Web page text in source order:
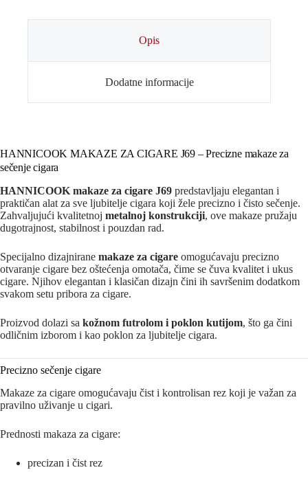
Opis
Dodatne informacije
HANNICOOK MAKAZE ZA CIGARE J69 – Precizne makaze za
sečenje cigara
HANNICOOK makaze za cigare J69 predstavljaju elegantan i
praktičan alat za sve ljubitelje cigara koji žele precizno i čisto sečenje.
Zahvaljujući kvalitetnoj metalnoj konstrukciji, ove makaze pružaju
dugotrajnost, stabilnost i pouzdan rad.
Specijalno dizajnirane makaze za cigare omogućavaju precizno
otvaranje cigare bez oštećenja omotača, čime se čuva kvalitet i ukus
cigare. Njihov elegantan i klasičan dizajn čini ih savršenim dodatkom
svakom setu pribora za cigare.
Proizvod dolazi sa kožnom futrolom i poklon kutijom, što ga čini
odličnim izborom i kao poklon za ljubitelje cigara.
Precizno sečenje cigare
Makaze za cigare omogućavaju čist i kontrolisan rez koji je važan za
pravilno uživanje u cigari.
Prednosti makaza za cigare:
precizan i čist rez